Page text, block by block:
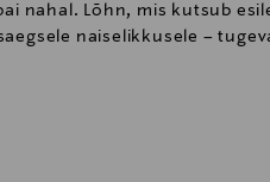
nahal. Lõhn, mis kutsub
naiselikkusele –